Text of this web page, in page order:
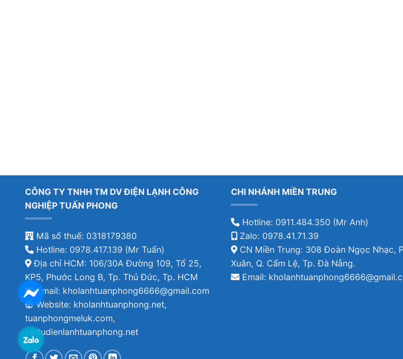
CÔNG TY TNHH TM DV ĐIỆN LẠNH CÔNG
NGHIỆP TUẤN PHONG
Mã số thuế: 0318179380
Hotline: 0978.417.139 (Mr Tuấn)
Địa chỉ HCM: 106/30A Đường 109, Tổ 25,
KP5, Phước Long B, Tp. Thủ Đức, Tp. HCM
Email: kholanhtuanphong6666@gmail.com
Website: kholanhtuanphong.net,
tuanphongmeluk.com,
vattudienlanhtuanphong.net
CHI NHÁNH MIỀN TRUNG
Hotline: 0911.484.350 (Mr Anh)
Zalo: 0978.41.71.39
CN Miền Trung: 308 Đoàn Ngọc Nhạc,
Xuân, Q. Cẩm Lệ, Tp. Đà Nẵng.
Email: